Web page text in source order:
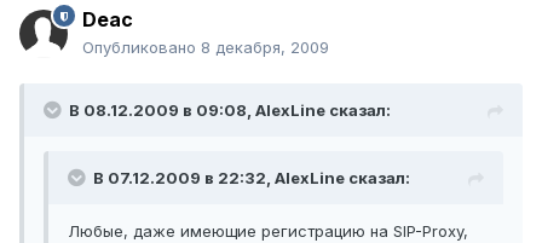
Deac
Опубликовано 8 декабря, 2009
В 08.12.2009 в 09:08, AlexLine сказал:
В 07.12.2009 в 22:32, AlexLine сказал:
Любые, даже имеющие регистрацию на SIP-Proxy,